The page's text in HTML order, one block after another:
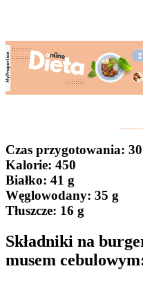
Czas przygotowania:
Kalorie: 450
Białko: 41 g
Węglowodany: 35 g
Tłuszcze: 16 g
Składniki na
musem